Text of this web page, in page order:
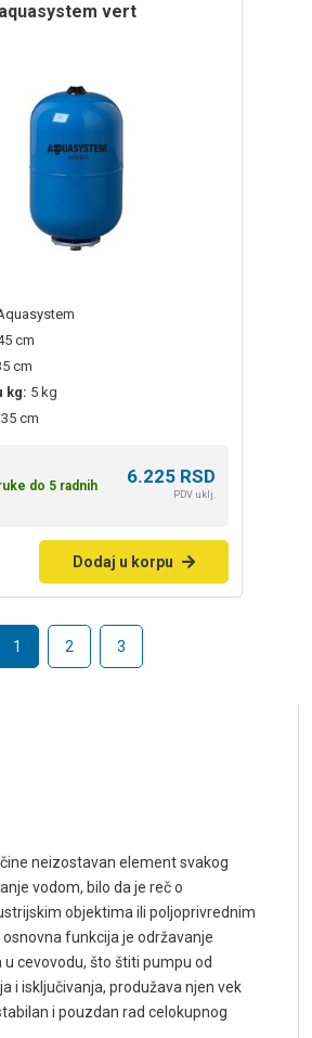
aquasystem vert
cm
cm
kg: 5 kg
35 cm
do 5 radnih
6.225 RSD
PDV uklj.
Dodaj u korpu
1 2 3
neizostavan element svakog
vodom, bilo da je reč o
objektima ili poljoprivrednim
funkcija je održavanje
cevovodu, što štiti pumpu od
i isključivanja, produžava njen vek
i pouzdan rad celokupnog